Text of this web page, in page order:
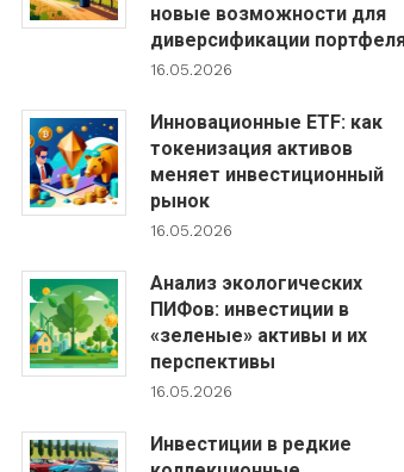
новые возможности для
диверсификации
16.05.2026
Инновационные ETF: как
токенизация активов
меняет инвестиционный
рынок
16.05.2026
Анализ экологических
ПИФов: инвестиции в
«зеленые» активы и их
перспективы
16.05.2026
Инвестиции в редкие